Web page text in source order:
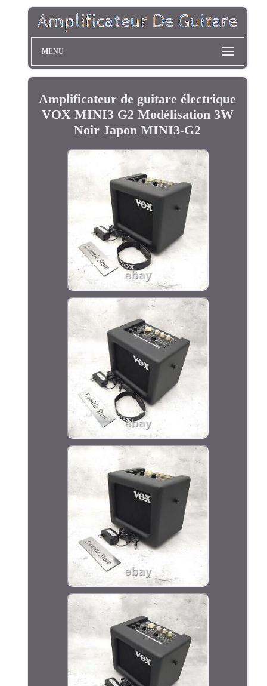
MENU
Amplificateur de guitare électrique
VOX MINI3 G2 Modélisation 3W
Noir Japon MINI3-G2